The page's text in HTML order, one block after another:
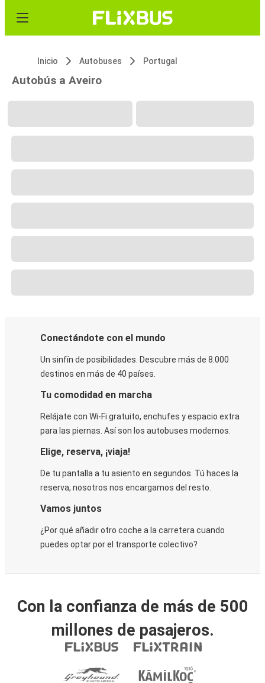
Inicio Autobuses Portugal
Autobús a Aveiro
Conectándote con el mundo
Un sinfín de posibilidades. Descubre más de 8.000
destinos en más de 40 países.
Tu comodidad en marcha
Relájate con Wi-Fi gratuito, enchufes y espacio extra
para las piernas. Así son los autobuses modernos.
Elige, reserva, ¡viaja!
De tu pantalla a tu asiento en segundos. Tú haces la
reserva, nosotros nos encargamos del resto.
Vamos juntos
¿Por qué añadir otro coche a la carretera cuando
puedes optar por el transporte colectivo?
Con la confianza de más de 500
millones de pasajeros.